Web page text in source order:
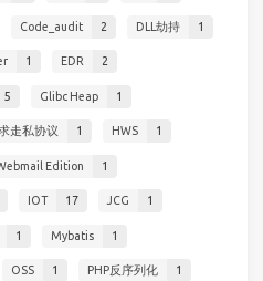
Code_audit 2 DLL劫持 1
1 EDR 2
5 Glibc Heap 1
走私协议 1 HWS 1
Edition 1
IOT 17 JCG 1
1 Mybatis 1
OSS 1 PHP反序列化 1